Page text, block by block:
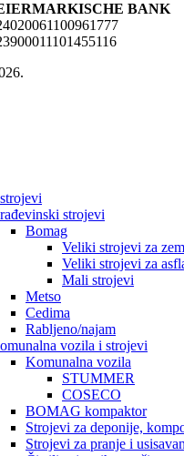
BANK
strojevi
Bomag
Veliki strojevi za
Veliki strojevi za
Mali strojevi
Metso
Cedima
Rabljeno/najam
vozila i strojevi
Komunalna vozila
STUMMER
COSECO
BOMAG kompaktor
Strojevi za deponije,
Strojevi za pranje i